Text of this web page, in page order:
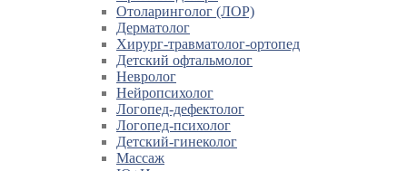
Отоларинголог (ЛОР)
Дерматолог
Хирург-травматолог-ортопед
Детский офтальмолог
Невролог
Нейропсихолог
Логопед-дефектолог
Логопед-психолог
Детский-гинеколог
Массаж